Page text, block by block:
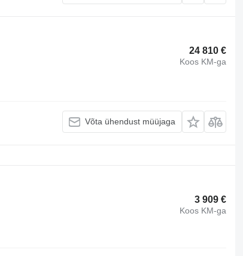
24 810 €
Koos KM-ga
Võta ühendust müüjaga
3 909 €
Koos KM-ga